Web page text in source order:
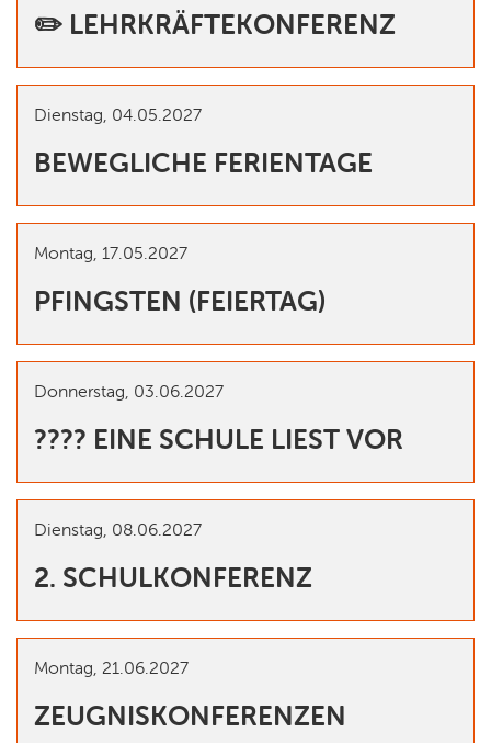
✏️ LEHRKRÄFTEKONFERENZ
Dienstag, 04.05.2027
BEWEGLICHE FERIENTAGE
Montag, 17.05.2027
PFINGSTEN (FEIERTAG)
Donnerstag, 03.06.2027
???? EINE SCHULE LIEST VOR
Dienstag, 08.06.2027
2. SCHULKONFERENZ
Montag, 21.06.2027
ZEUGNISKONFERENZEN